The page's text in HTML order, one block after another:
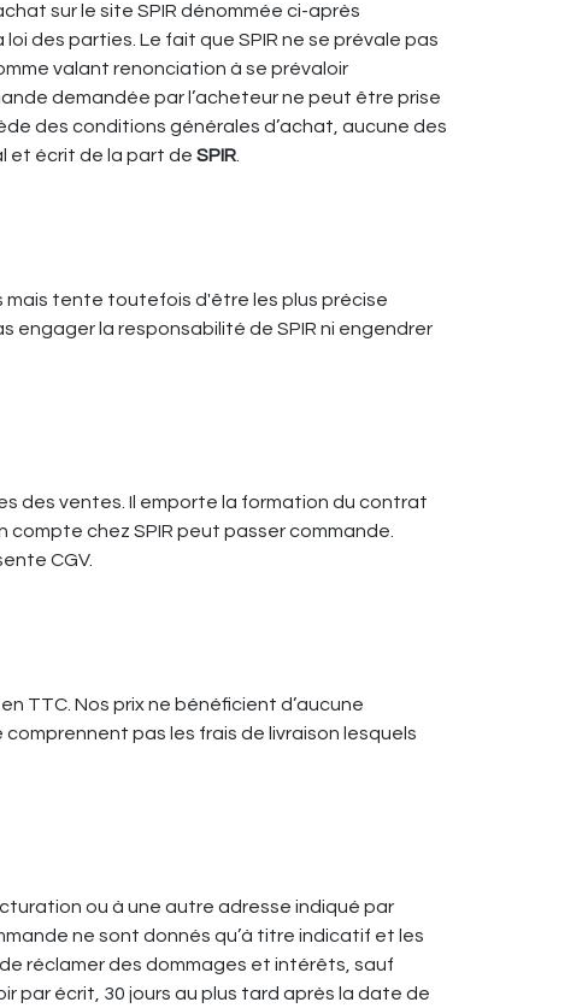
sur le site SPIR dénommée ci-après
des parties. Le fait que SPIR ne se prévale pas
valant renonciation à se prévaloir
demandée par l’acheteur ne peut être prise
des conditions générales d’achat, aucune des
et écrit de la part de SPIR
tente toutefois d'être les plus précise
engager la responsabilité de SPIR ni engendrer
des ventes. Il emporte la formation du contrat
chez SPIR peut passer commande.
CGV.
TTC. Nos prix ne bénéficient d’aucune
pas les frais de livraison lesquels
ou à une autre adresse indiqué par
ne sont donnés qu’à titre indicatif et les
réclamer des dommages et intérêts, sauf
par écrit, 30 jours au plus tard après la date de